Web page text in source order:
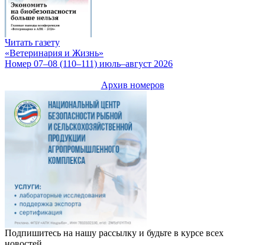
Читать газету
«Ветеринария и Жизнь»
Номер 07–08 (110–111) июль–август 2026
Архив номеров
Подпишитесь на нашу рассылку и будьте в курсе всех